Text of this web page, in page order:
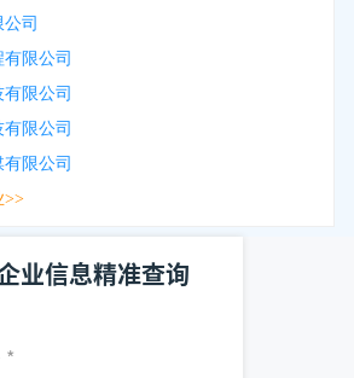
司
限公司
限公司
限公司
限公司
>>
业信息精准查询
*